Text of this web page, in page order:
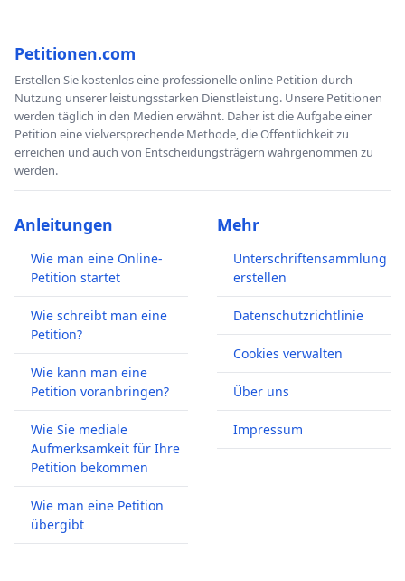
Petitionen.com
Erstellen Sie kostenlos eine professionelle online Petition durch
Nutzung unserer leistungsstarken Dienstleistung. Unsere Petitionen
werden täglich in den Medien erwähnt. Daher ist die Aufgabe einer
Petition eine vielversprechende Methode, die Öffentlichkeit zu
erreichen und auch von Entscheidungsträgern wahrgenommen zu
werden.
Anleitungen
Wie man eine Online-
Petition startet
Wie schreibt man eine
Petition?
Wie kann man eine
Petition voranbringen?
Wie Sie mediale
Aufmerksamkeit für Ihre
Petition bekommen
Wie man eine Petition
übergibt
Mehr
Unterschriftensammlung
erstellen
Datenschutzrichtlinie
Cookies verwalten
Über uns
Impressum